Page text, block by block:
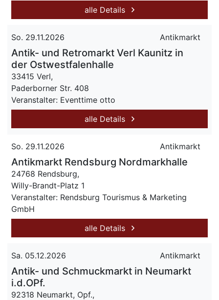
alle Details
So. 29.11.2026 Antikmarkt
Antik- und Retromarkt Verl Kaunitz in
der Ostwestfalenhalle
33415 Verl,
Paderborner Str. 408
Veranstalter: Eventtime otto
alle Details
So. 29.11.2026 Antikmarkt
Antikmarkt Rendsburg Nordmarkhalle
24768 Rendsburg,
Willy-Brandt-Platz 1
Veranstalter: Rendsburg Tourismus & Marketing
GmbH
alle Details
Sa. 05.12.2026 Antikmarkt
Antik- und Schmuckmarkt in Neumarkt
i.d.OPf.
92318 Neumarkt, Opf.,